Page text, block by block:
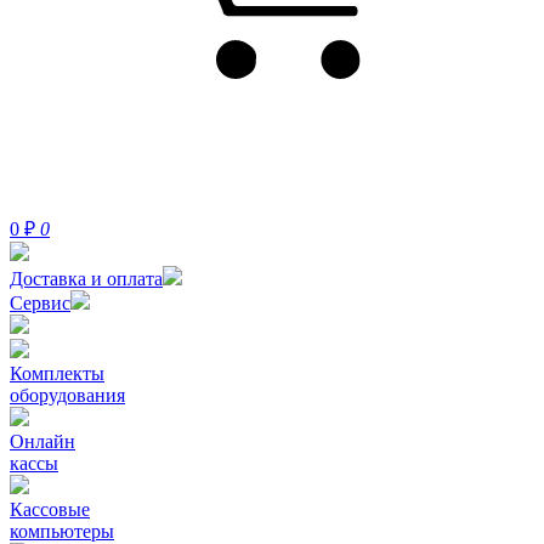
0 ₽ 0
Доставка и оплата
Сервис
Комплекты
оборудования
Онлайн
кассы
Кассовые
компьютеры